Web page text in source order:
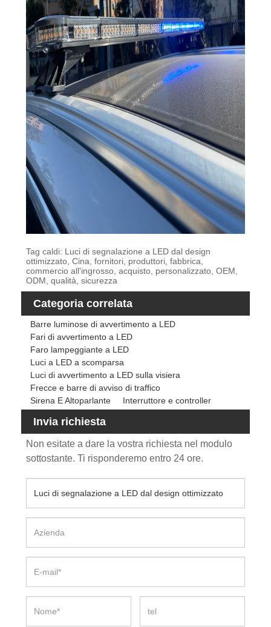
Tag caldi: Luci di segnalazione a LED dal design
ottimizzato, Cina, fornitori, produttori, fabbrica,
commercio all'ingrosso, acquisto, personalizzato, OEM,
ODM, qualità, sicurezza
Categoria correlata
Barre luminose di avvertimento a LED
Fari di avvertimento a LED
Faro lampeggiante a LED
Luci a LED a scomparsa
Luci di avvertimento a LED sulla visiera
Frecce e barre di avviso di traffico
Sirena E Altoparlante
Interruttore e controller
Invia richiesta
Non esitate a dare la vostra richiesta nel modulo
sottostante. Ti risponderemo entro 24 ore.